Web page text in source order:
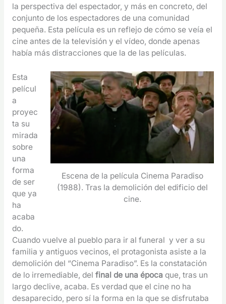
la perspectiva del espectador, y más en concreto, del
conjunto de los espectadores de una comunidad
pequeña. Esta película es un reflejo de cómo se veía el
cine antes de la televisión y el vídeo, donde apenas
había más distracciones que la de las películas.
Escena de la película Cinema Paradiso
(1988). Tras la demolición del edificio del
cine.
Esta
películ
a
proyec
ta su
mirada
sobre
una
forma
de ser
que ya
ha
acaba
do.
Cuando vuelve al pueblo para ir al funeral y ver a su
familia y antiguos vecinos, el protagonista asiste a la
demolición del “Cinema Paradiso”. Es la constatación
de lo irremediable, del final de una época que, tras un
largo declive, acaba. Es verdad que el cine no ha
desaparecido, pero sí la forma en la que se disfrutaba